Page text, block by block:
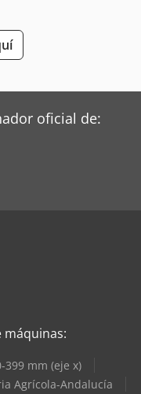
oficial de:
máquinas:
399 mm (eje x)
Agrícola-Andalucía